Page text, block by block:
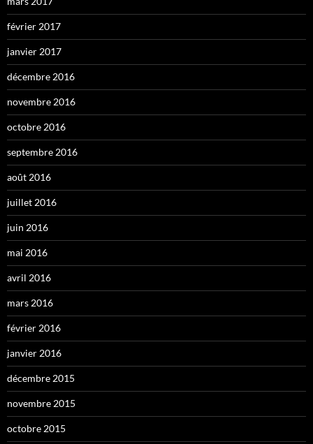
février 2017
janvier 2017
décembre 2016
novembre 2016
octobre 2016
septembre 2016
août 2016
juillet 2016
juin 2016
mai 2016
avril 2016
mars 2016
février 2016
janvier 2016
décembre 2015
novembre 2015
octobre 2015